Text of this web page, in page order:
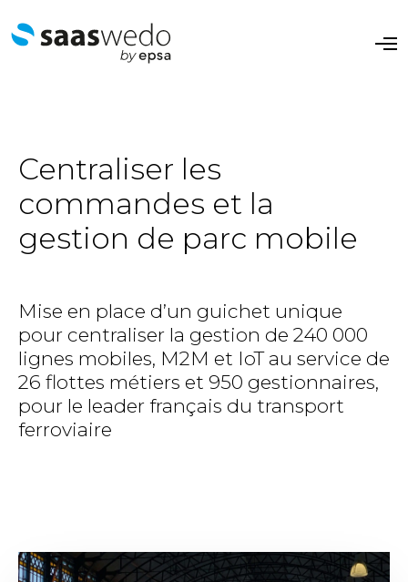
O
Centraliser les
commandes et la
gestion de parc mobile
Mise en place d’un guichet unique
pour centraliser la gestion de 240 000
lignes mobiles, M2M et IoT au service de
26 flottes métiers et 950 gestionnaires,
pour le leader français du transport
ferroviaire